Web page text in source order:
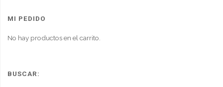
MI PEDIDO
No hay productos en el carrito.
BUSCAR: